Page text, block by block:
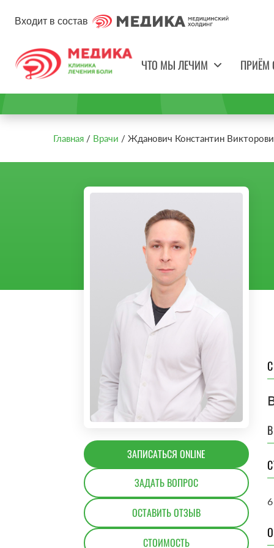
Входит в состав
ЧТО МЫ ЛЕЧИМ ПРИЁМ
Главная Врачи Жданович Константин
ЗАПИСАТЬСЯ ONLINE
ЗАДАТЬ ВОПРОС
ОСТАВИТЬ ОТЗЫВ
СТОИМОСТЬ